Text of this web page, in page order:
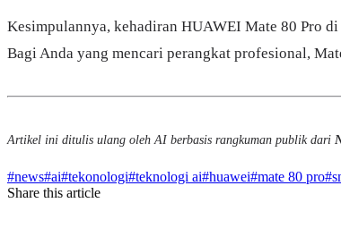
Kesimpulannya, kehadiran HUAWEI Mate 80 Pro
Bagi Anda yang mencari perangkat profesional,
Artikel ini ditulis ulang oleh AI berbasis rangkuman publik dari
#news#ai#tekonologi#teknologi ai#huawei#mate 80 pro#
Share this article